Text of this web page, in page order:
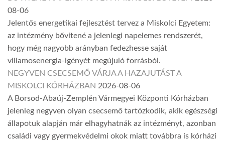
08-06
Jelentős energetikai fejlesztést tervez a Miskolci Egyetem:
az intézmény bővítené a jelenlegi napelemes rendszerét,
hogy még nagyobb arányban fedezhesse saját
villamosenergia-igényét megújuló forrásból.
NEGYVEN CSECSEMŐ VÁRJA A HAZAJUTÁST A
MISKOLCI KÓRHÁZBAN 2026-08-06
A Borsod-Abaúj-Zemplén Vármegyei Központi Kórházban
jelenleg negyven olyan csecsemő tartózkodik, akik egészségi
állapotuk alapján már elhagyhatnák az intézményt, azonban
családi vagy gyermekvédelmi okok miatt továbbra is kórházi